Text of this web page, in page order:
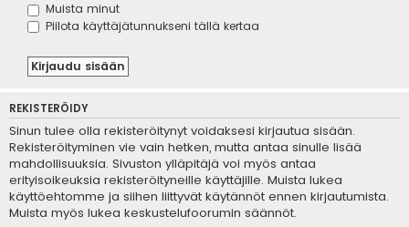
Muista minut
Piilota käyttäjätunnukseni tällä kertaa
REKISTERÖIDY
Sinun tulee olla rekisteröitynyt voidaksesi kirjautua sisään.
Rekisteröityminen vie vain hetken, mutta antaa sinulle lisää
mahdollisuuksia. Sivuston ylläpitäjä voi myös antaa
erityisoikeuksia rekisteröityneille käyttäjille. Muista lukea
käyttöehtomme ja siihen liittyvät käytännöt ennen kirjautumista.
Muista myös lukea keskustelufoorumin säännöt.